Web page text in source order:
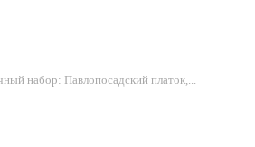
набор: Павлопосадский платок,...